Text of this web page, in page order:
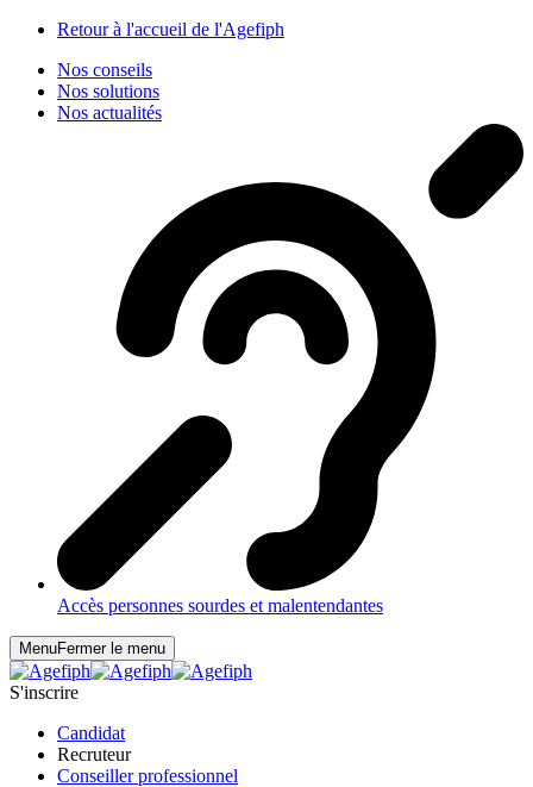
Retour à l'accueil de l'Agefiph
Nos conseils
Nos solutions
Nos actualités
Accès personnes sourdes et malentendantes
MenuFermer le menu
S'inscrire
Candidat
Recruteur
Conseiller professionnel